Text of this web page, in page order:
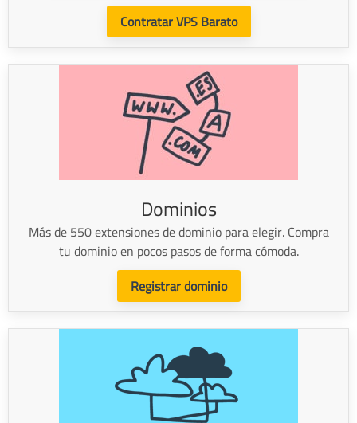
Contratar VPS Barato
Dominios
Más de 550 extensiones de dominio para elegir. Compra
tu dominio en pocos pasos de forma cómoda.
Registrar dominio